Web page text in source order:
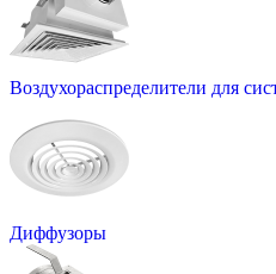
Воздухораспределители для
Диффузоры